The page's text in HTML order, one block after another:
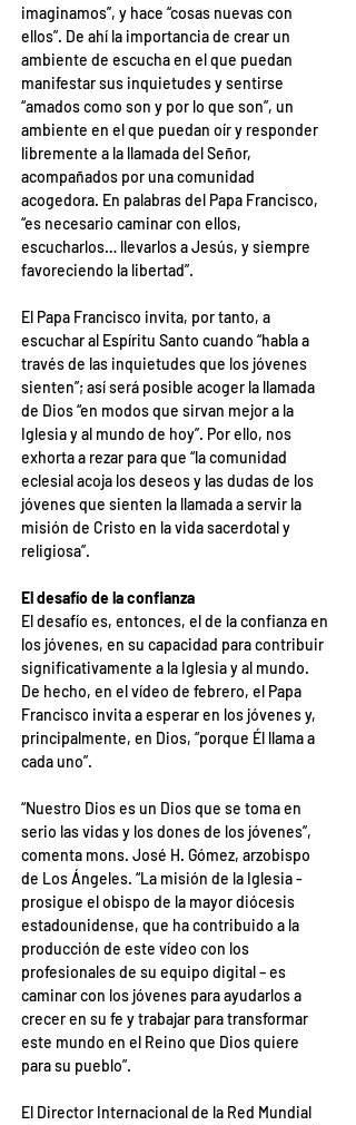
imaginamos”, y hace “cosas nuevas con
ellos”. De ahí la importancia de crear un
ambiente de escucha en el que puedan
manifestar sus inquietudes y sentirse
“amados como son y por lo que son”, un
ambiente en el que puedan oír y responder
libremente a la llamada del Señor,
acompañados por una comunidad
acogedora. En palabras del Papa Francisco,
“es necesario caminar con ellos,
escucharlos… llevarlos a Jesús, y siempre
favoreciendo la libertad”.
El Papa Francisco invita, por tanto, a
escuchar al Espíritu Santo cuando “habla a
través de las inquietudes que los jóvenes
sienten”; así será posible acoger la llamada
de Dios “en modos que sirvan mejor a la
Iglesia y al mundo de hoy”. Por ello, nos
exhorta a rezar para que “la comunidad
eclesial acoja los deseos y las dudas de los
jóvenes que sienten la llamada a servir la
misión de Cristo en la vida sacerdotal y
religiosa”.
El desafío de la confianza
El desafío es, entonces, el de la confianza en
los jóvenes, en su capacidad para contribuir
significativamente a la Iglesia y al mundo.
De hecho, en el vídeo de febrero, el Papa
Francisco invita a esperar en los jóvenes y,
principalmente, en Dios, “porque Él llama a
cada uno”.
“Nuestro Dios es un Dios que se toma en
serio las vidas y los dones de los jóvenes”,
comenta mons. José H. Gómez, arzobispo
de Los Ángeles. “La misión de la Iglesia -
prosigue el obispo de la mayor diócesis
estadounidense, que ha contribuido a la
producción de este vídeo con los
profesionales de su equipo digital – es
caminar con los jóvenes para ayudarlos a
crecer en su fe y trabajar para transformar
este mundo en el Reino que Dios quiere
para su pueblo”.
El Director Internacional de la Red Mundial